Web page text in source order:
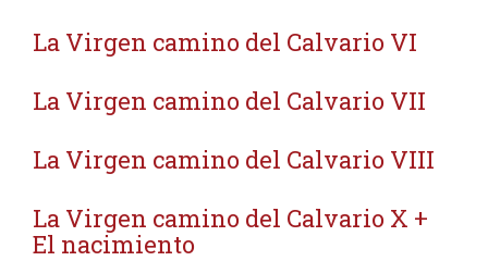
La Virgen camino del Calvario VI
La Virgen camino del Calvario VII
La Virgen camino del Calvario VIII
La Virgen camino del Calvario X +
El nacimiento